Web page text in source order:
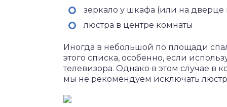
зеркало у шкафа (или на
люстра в центре комнаты
Иногда в небольшой по площади
этого списка, особенно, если
телевизора. Однако в этом случае в
мы не рекомендуем исключать